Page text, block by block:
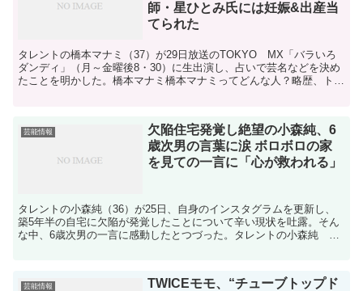
師・星ひとみ氏には妊娠&出産当
てられた
タレントの橋本マナミ（37）が29日放送のTOKYO MX「バラいろ
ダンディ」（月～金曜後8・30）に生出演し、占いで芸名などを決め
たことを明かした。橋本マナミ橋本マナミってどんな人？略歴、トリ
芸能情報
欠陥住宅発覚し絶望の小森純、6
歳次男の言葉に涙 ボロボロの家
を見ての一言に「心が救われる」
タレントの小森純（36）が25日、自身のインスタグラムを更新し、
築5年半の自宅に欠陥が発覚したことについて辛い現状を吐露。そん
な中、6歳次男の一言に感動したとつづった。タレントの小森純 10
芸能情報
TWICEモモ、“チューブトップド